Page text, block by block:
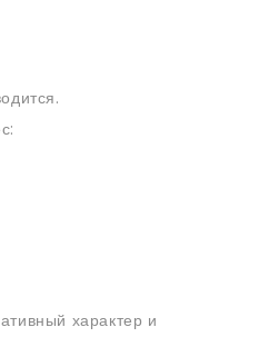
характер и